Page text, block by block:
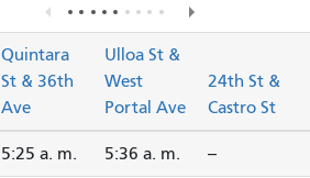
Quintara
St & 36th
Ave
Ulloa St &
West
Portal Ave
24th St &
Castro St
5:25 a. m. 5:36 a. m. --